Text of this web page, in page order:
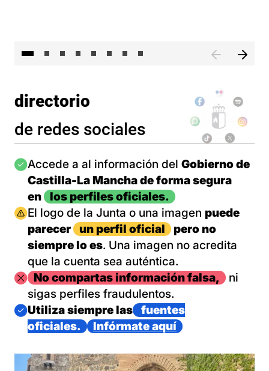
directorio
de redes sociales
Imagen
Accede a al información del Gobierno de
Castilla-La Mancha de forma segura
en
los perfiles oficiales.
Imagen
El logo de la Junta o una imagen puede
parecer
un perfil oficial
pero no
siempre lo es. Una imagen no acredita
que la cuenta sea auténtica.
ImagenNo compartas información falsa,
ni
sigas perfiles fraudulentos.
Imagen
Utiliza siempre las
fuentes
oficiales.
Infórmate aquí